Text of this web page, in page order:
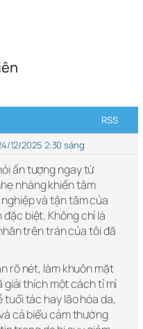
RSS
12/2025 2:30 sáng
ấn tượng ngay từ
nhàng khiến tâm
và tận tâm của
biệt. Không chỉ là
trên trán của tôi đã
rõ nét, làm khuôn mặt
giải thích một cách tỉ mỉ
tác hay lão hóa da,
cả biểu cảm thường